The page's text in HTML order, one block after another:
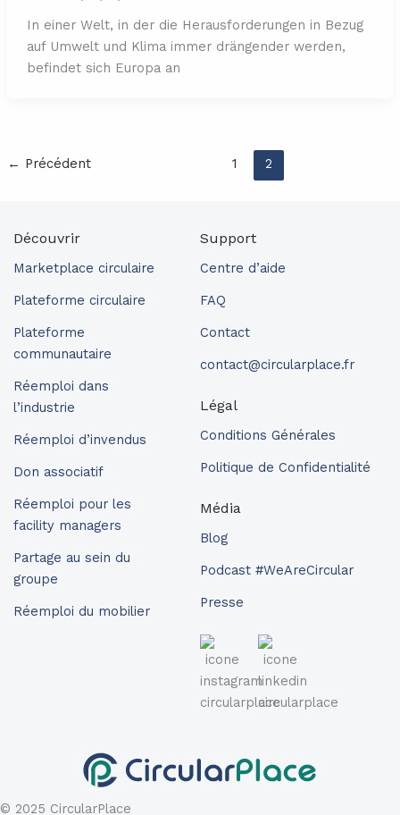
In einer Welt, in der die Herausforderungen in Bezug
auf Umwelt und Klima immer drängender werden,
befindet sich Europa an
← Précédent 1 2
Découvrir
Marketplace circulaire
Plateforme circulaire
Plateforme
communautaire
Réemploi dans
l’industrie
Réemploi d’invendus
Don associatif
Réemploi pour les
facility managers
Partage au sein du
groupe
Réemploi du mobilier
Support
Centre d’aide
FAQ
Contact
contact@circularplace.fr
Légal
Conditions Générales
Politique de Confidentialité
Média
Blog
Podcast #WeAreCircular
Presse
© 2025 CircularPlace